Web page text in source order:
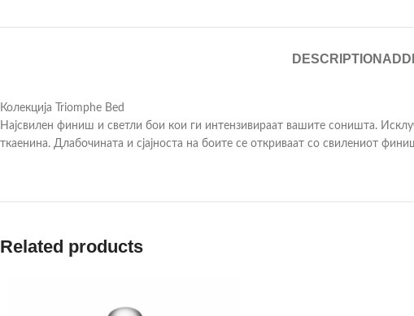
DESCRIPTION
Колекција Triomphe Bed
Најсвилен финиш и светли бои кои ги интензивираат вашите соништа.
ткаенина. Длабочината и сјајноста на боите се откриваат со свилениот
Related products